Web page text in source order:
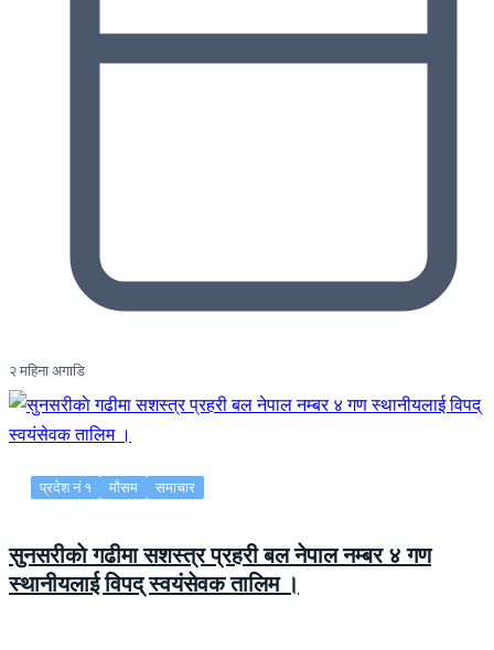
२ महिना अगाडि
प्रदेश नं १ मौसम समाचार
सुनसरीकाे गढीमा सशस्त्र प्रहरी बल नेपाल नम्बर ४ गण
स्थानीयलाई विपद् स्वयंसेवक तालिम ।